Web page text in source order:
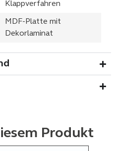
Klappverfahren
MDF-Platte mit
Dekorlaminat
Produkt